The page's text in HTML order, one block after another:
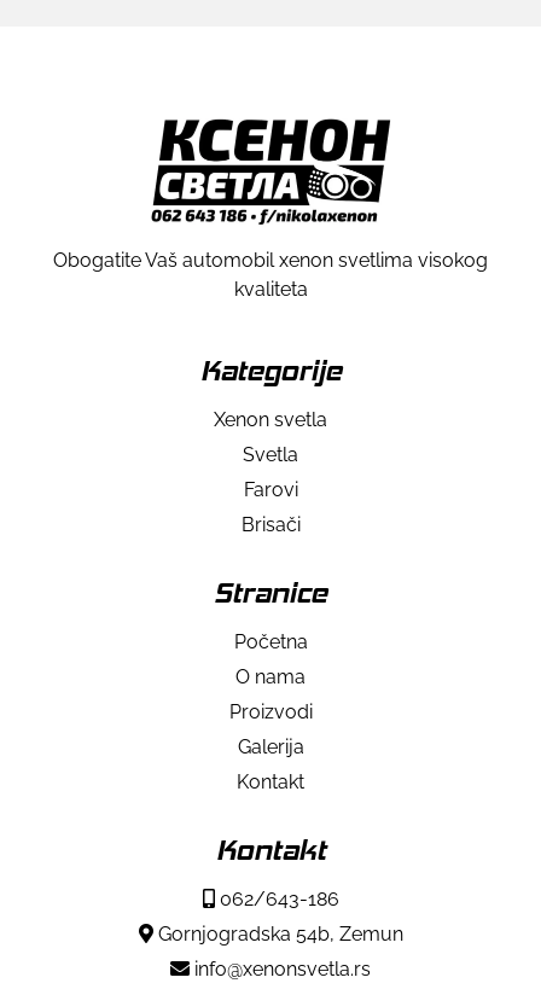
Obogatite Vaš automobil xenon svetlima visokog
kvaliteta
Kategorije
Xenon svetla
Svetla
Farovi
Brisači
Stranice
Početna
O nama
Proizvodi
Galerija
Kontakt
Kontakt
062/643-186
Gornjogradska 54b, Zemun
info@xenonsvetla.rs